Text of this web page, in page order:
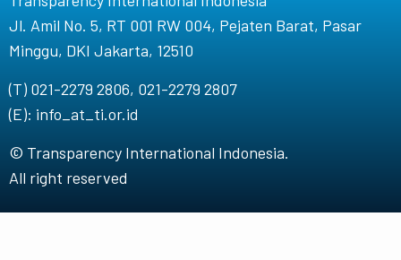
Jl. Amil No. 5, RT 001 RW 004, Pejaten Barat, Pasar
Minggu, DKI Jakarta, 12510
(T) 021-2279 2806, 021-2279 2807
(E): info_at_ti.or.id
© Transparency International Indonesia.
All right reserved